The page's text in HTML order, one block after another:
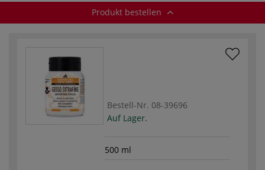
Produkt bestellen
Bestell-Nr. 08-39696
Auf Lager.
500 ml